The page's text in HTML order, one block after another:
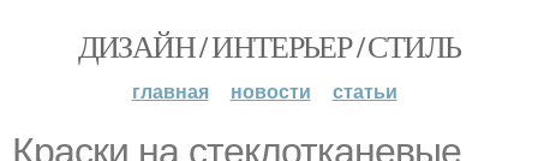
ДИЗАЙН / ИНТЕРЬЕР / СТИЛЬ
главная новости статьи
Краски на стеклотканевые